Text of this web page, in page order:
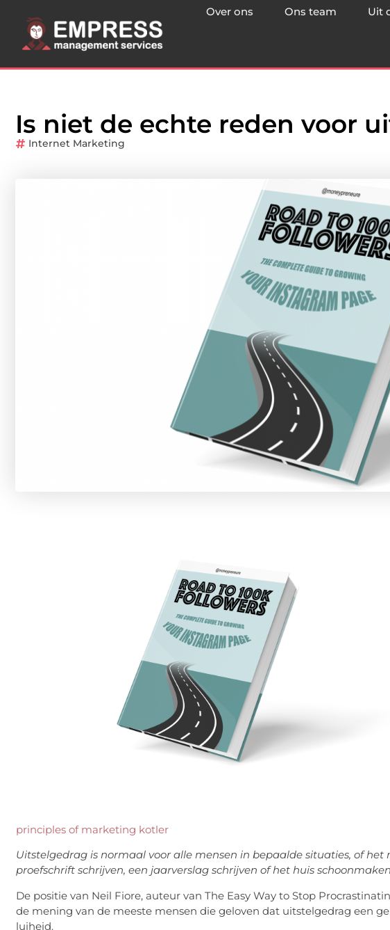
Over ons Ons team Uit
Is niet de echte reden voor
Internet Marketing
principles of marketing kotler
Uitstelgedrag is normaal voor alle mensen in bepaalde situaties, of
proefschrift schrijven, een jaarverslag schrijven of het huis schoonmaken
De positie van Neil Fiore, auteur van The Easy Way to Stop
de mening van de meeste mensen die geloven dat uitstelgedrag een
luiheid.